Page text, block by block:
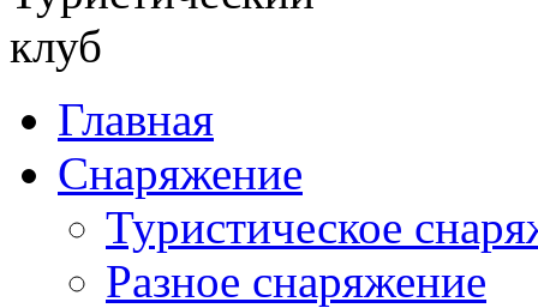
Главная
Снаряжение
Туристическое
Разное снаряжение